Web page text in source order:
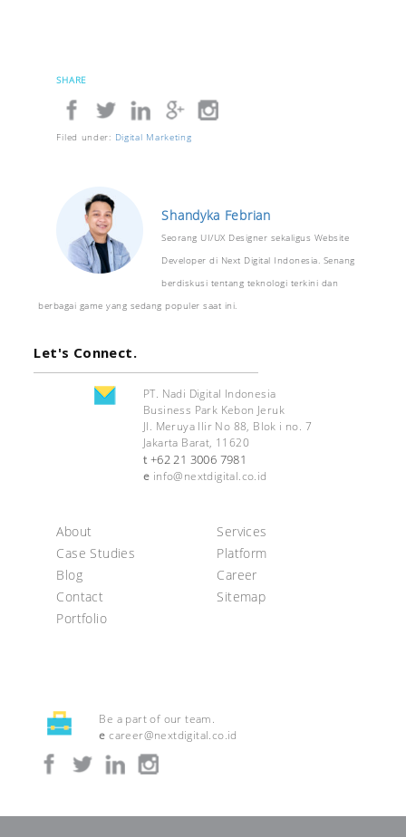
SHARE
Filed under: Digital Marketing
Shandyka Febrian
Seorang UI/UX Designer sekaligus Website
Developer di Next Digital Indonesia. Senang
berdiskusi tentang teknologi terkini dan
berbagai game yang sedang populer saat ini.
Let's Connect.
PT. Nadi Digital Indonesia
Business Park Kebon Jeruk
Jl. Meruya Ilir No 88, Blok i no. 7
Jakarta Barat, 11620
t +62 21 3006 7981
e info@nextdigital.co.id
About
Case Studies
Blog
Contact
Portfolio
Services
Platform
Career
Sitemap
Be a part of our team.
e career@nextdigital.co.id